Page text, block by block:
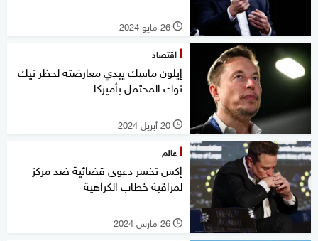
l 26 مايو 2024
اقتصاد
إيلون ماسك يبدي معارضته لحظر تيك
توك المحتمل بأميركا
l 20 أبريل 2024
عالم
إكس تخسر دعوى قضائية ضد مركز
لمراقبة خطاب الكراهية
l 26 مارس 2024